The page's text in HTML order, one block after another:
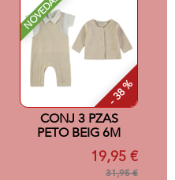
NOVEDAD
- 38 %
CONJ 3 PZAS
PETO BEIG 6M
19,95 €
31,95 €